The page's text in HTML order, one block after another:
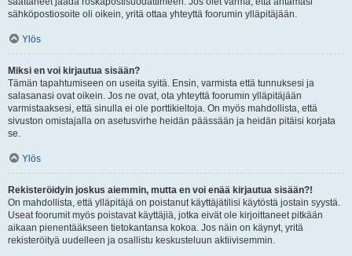
sähköpostiosoite oli oikein, yritä ottaa yhteyttä foorumin ylläpitäjään.
Ylös
Miksi en voi kirjautua sisään?
Tämän tapahtumiseen on useita syitä. Ensin, varmista että tunnuksesi ja
salasanasi ovat oikein. Jos ne ovat, ota yhteyttä foorumin ylläpitäjään
varmistaaksesi, että sinulla ei ole porttikieltoja. On myös mahdollista, että
sivuston omistajalla on asetusvirhe heidän päässään ja heidän pitäisi korjata
se.
Ylös
Rekisteröidyin joskus aiemmin, mutta en voi enää kirjautua sisään?!
On mahdollista, että ylläpitäjä on poistanut käyttäjätilisi käytöstä jostain syystä.
Useat foorumit myös poistavat käyttäjiä, jotka eivät ole kirjoittaneet pitkään
aikaan pienentääkseen tietokantansa kokoa. Jos näin on käynyt, yritä
rekisteröityä uudelleen ja osallistu keskusteluun aktiivisemmin.